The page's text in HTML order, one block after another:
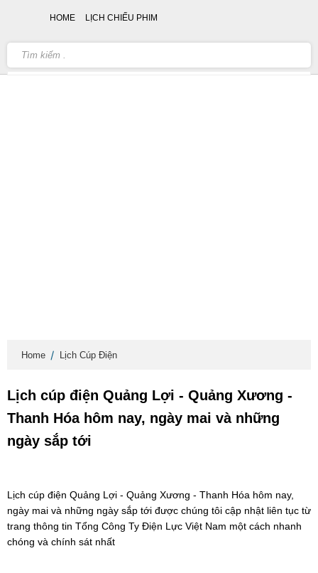
Home Lịch Cúp Điện
Lịch cúp điện Quảng Lợi - Quảng Xương -
Thanh Hóa hôm nay, ngày mai và những
ngày sắp tới
Lịch cúp điện Quảng Lợi - Quảng Xương - Thanh Hóa hôm nay,
ngày mai và những ngày sắp tới được chúng tôi cập nhật liên tục từ
trang thông tin Tổng Công Ty Điện Lực Việt Nam một cách nhanh
chóng và chính sát nhất
HOME LỊCH CHIẾU PHIM